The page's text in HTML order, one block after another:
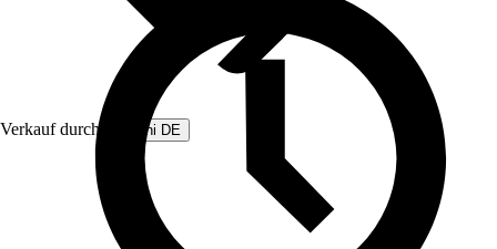
Verkauf durch: Beliani DE